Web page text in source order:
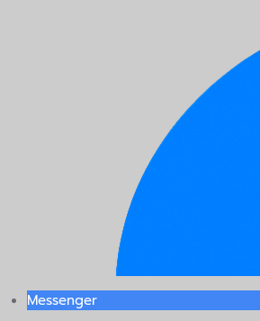
Messenger